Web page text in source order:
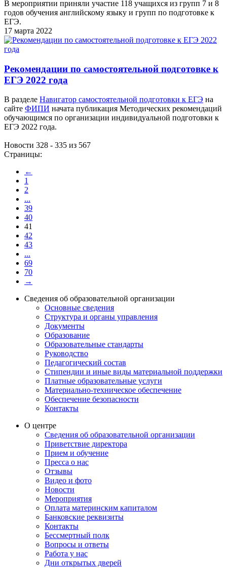
В мероприятии приняли участие 118 учащихся из групп 7 и 8
годов обучения английскому языку и групп по подготовке к
ЕГЭ.
17 марта 2022
Рекомендации по самостоятельной подготовке к
ЕГЭ 2022 года
В разделе Навигатор самостоятельной подготовки к ЕГЭ на
сайте ФИПИ начата публикация Методических рекомендаций
обучающимся по организации индивидуальной подготовки к
ЕГЭ 2022 года.
Новости 328 - 335 из 567
Страницы:
←
1
2
...
39
40
41
42
43
...
69
70
→
Сведения об образовательной организации
Основные сведения
Структура и органы управления
Документы
Образование
Образовательные стандарты
Руководство
Педагогический состав
Стипендии и иные виды материальной поддержки
Платные образовательные услуги
Материально-техническое обеспечение
Обеспечение безопасности
Контакты
О центре
Сведения об образовательной организации
Приветствие директора
Прием и обучение
Пресса о нас
Отзывы
Видео и фото
Новости
Мероприятия
Оплата материнским капиталом
Банковские реквизиты
Контакты
Бессмертный полк
Вопросы и ответы
Работа у нас
Дни открытых дверей